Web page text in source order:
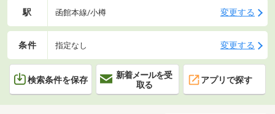
駅 函館本線/小樽 変更する
条件 指定なし 変更する
検索条件を保存
新着メールを受
取る
アプリで探す